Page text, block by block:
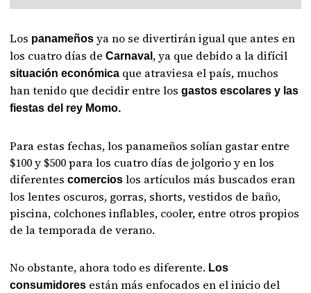
Los panameñosya no se divertirán igual que antes en
los cuatro días deCarnaval , ya que debido a la difícil
situación económica que atraviesa el país, muchos
han tenido que decidir entre losgastos escolares y las
fiestas del rey Momo.
Para estas fechas, los panameños solían gastar entre
$100 y $500 para los cuatro días de jolgorio y en los
diferentescomercioslos artículos más buscados eran
los lentes oscuros, gorras, shorts, vestidos de baño,
piscina, colchones inflables, cooler, entre otros propios
de la temporada de verano.
No obstante, ahora todo es diferente. Los
consumidores están más enfocados en el inicio del